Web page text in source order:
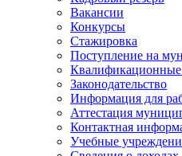
Вакансии
Конкурсы
Стажировка
Поступление на
Квалификационные
Законодательство
Информация для
Аттестация
Контактная
Учебные